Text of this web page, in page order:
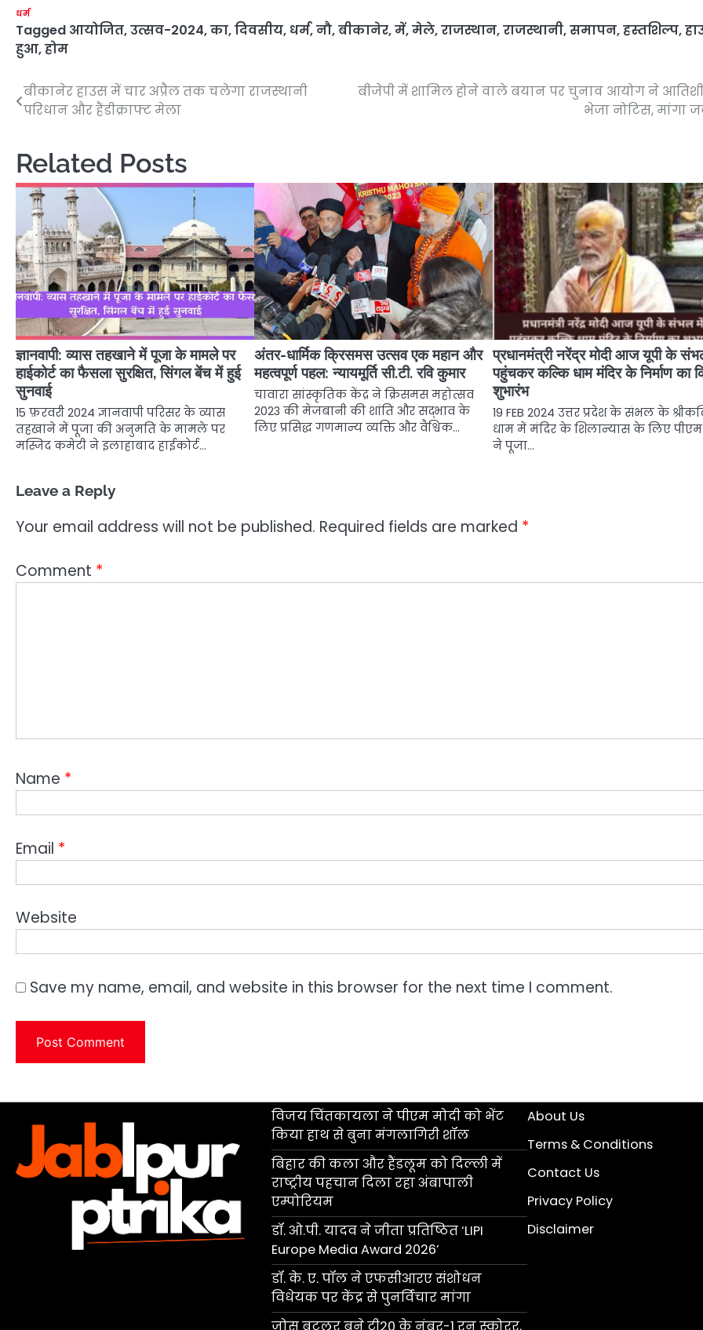
धर्म
Tagged आयोजित,उत्सव-2024,का,दिवसीय, धर्म,नौ,बीकानेर,में,मेले,राजस्थान,राजस्थानी,समापन,हस्तशिल्प,
हुआ,होम
Post
navigation
बीकानेर हाउस में चार अप्रैल तक चलेगा राजस्थानी
परिधान और हैंडीक्राफ्ट मेला
बीजेपी में शामिल होने वाले बयान पर चुनाव आयोग ने
भेजा नोटिस, मांगा
Related Posts
ज्ञानवापी: व्यास तहखाने में पूजा के मामले पर
हाईकोर्ट का फैसला सुरक्षित, सिंगल बेंच में हुई
सुनवाई
15 फ़रवरी 2024 ज्ञानवापी परिसर के व्यास
तहखाने में पूजा की अनुमति के मामले पर
मस्जिद कमेटी ने इलाहाबाद हाईकोर्ट…
अंतर-धार्मिक क्रिसमस उत्सव एक महान और
महत्वपूर्ण पहल: न्यायमूर्ति सी.टी. रवि कुमार
चावारा सांस्कृतिक केंद्र ने क्रिसमस महोत्सव
2023 की मेजबानी की शांति और सद्भाव के
लिए प्रसिद्ध गणमान्य व्यक्ति और वैश्विक…
प्रधानमंत्री नरेंद्र मोदी आज यूपी के
पहुंचकर कल्कि धाम मंदिर के निर्माण का
शुभारंभ
19 FEB 2024 उत्तर प्रदेश के संभल के
धाम में मंदिर के शिलान्यास के लिए पीएम
ने पूजा…
Leave a Reply
Your email address will not be published. Required fields are marked *
Comment *
Name *
Email *
Website
Save my name, email, and website in this browser for the next time I comment.
विजय चिंतकायला ने पीएम मोदी को भेंट
किया हाथ से बुना मंगलागिरी शॉल
बिहार की कला और हैंडलूम को दिल्ली में
राष्ट्रीय पहचान दिला रहा अंबापाली
एम्पोरियम
डॉ. ओ.पी. यादव ने जीता प्रतिष्ठित ‘LIPI
Europe Media Award 2026’
डॉ. के. ए. पॉल ने एफसीआरए संशोधन
विधेयक पर केंद्र से पुनर्विचार मांगा
जोस बटलर बने टी20 के नंबर-1 रन स्कोरर,
About Us
Terms & Conditions
Contact Us
Privacy Policy
Disclaimer